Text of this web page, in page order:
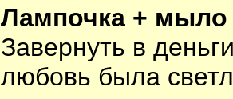
Лампочка + мыло
Завернуть в
любовь была